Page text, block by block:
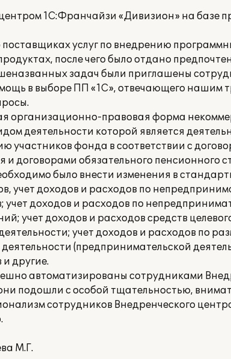
1С:Франчайзи «Дивизион» на базе
услуг по внедрению
после чего было отдано
задач были приглашены
в выборе ПП «1С», отвечающего нашим
организационно-правовая форма
деятельности которой является
участников фонда в соответствии с
и договорами обязательного пенсионного
было внести изменения в
учет доходов и расходов по
доходов и расходов по
учет доходов и расходов средств
учет доходов и расходов по
(предпринимательской
и другие.
автоматизированы сотрудниками
подошли с особой тщательностью,
сотрудников Внедренческого
М.Г.